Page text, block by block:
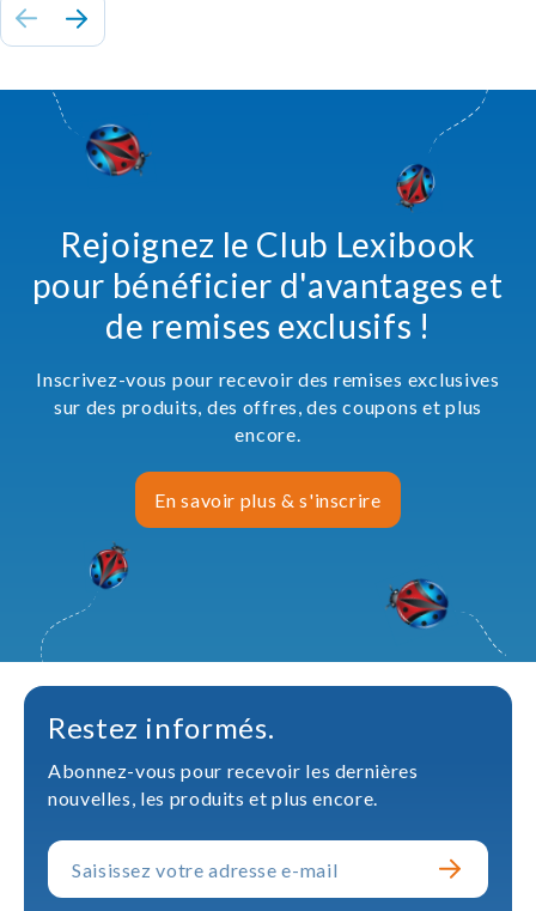
Rejoignez le Club Lexibook
pour bénéficier d'avantages et
de remises exclusifs !
Inscrivez-vous pour recevoir des remises exclusives
sur des produits, des offres, des coupons et plus
encore.
En savoir plus & s'inscrire
Restez informés.
Abonnez-vous pour recevoir les dernières
nouvelles, les produits et plus encore.